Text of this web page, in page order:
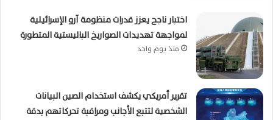
اختبار ناجح يعزز قدرات منظومة آرو الإسرائيلية
لمواجهة تهديدات الصواريخ الباليستية المتطورة
منذ يوم واحد
تقرير أمريكي يكشف استخدام الصين البيانات
الشخصية لتتبع الأجانب ومراقبة تحركاتهم بدقة